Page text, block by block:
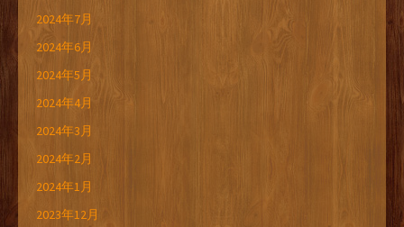
2024年7月
2024年6月
2024年5月
2024年4月
2024年3月
2024年2月
2024年1月
2023年12月